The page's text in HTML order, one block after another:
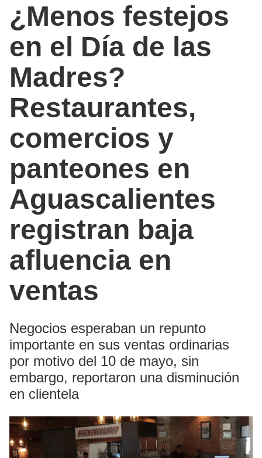
¿Menos festejos
en el Día de las
Madres?
Restaurantes,
comercios y
panteones en
Aguascalientes
registran baja
afluencia en
ventas
Negocios esperaban un repunto
importante en sus ventas ordinarias
por motivo del 10 de mayo, sin
embargo, reportaron una disminución
en clientela